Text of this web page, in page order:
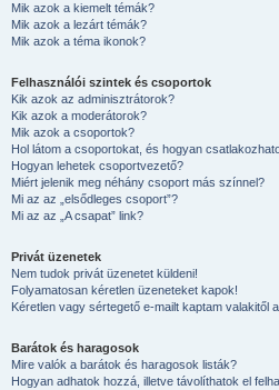
Mik azok a kiemelt témák?
Mik azok a lezárt témák?
Mik azok a téma ikonok?
Felhasználói szintek és csoportok
Kik azok az adminisztrátorok?
Kik azok a moderátorok?
Mik azok a csoportok?
Hol látom a csoportokat, és hogyan
Hogyan lehetek csoportvezető?
Miért jelenik meg néhány csoport más színnel?
Mi az az „elsődleges csoport”?
Mi az az „A csapat” link?
Privát üzenetek
Nem tudok privát üzenetet küldeni!
Folyamatosan kéretlen üzeneteket kapok!
Kéretlen vagy sértegető e-mailt kaptam valakitől
Barátok és haragosok
Mire valók a barátok és haragosok listák?
Hogyan adhatok hozzá, illetve távolíthatok el